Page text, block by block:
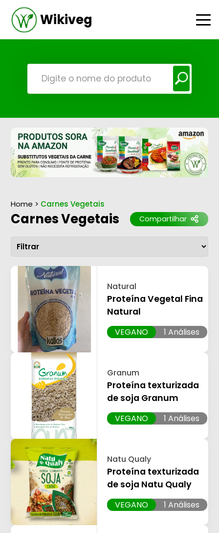
Wikiveg
Home > Carnes Vegetais
Carnes Vegetais Compartilhar
Natural
Proteína Vegetal Fina
Natural
VEGANO 1 Análises
Granum
Proteína texturizada
de soja Granum
VEGANO 1 Análises
Natu Qualy
Proteína texturizada
de soja Natu Qualy
VEGANO 1 Análises